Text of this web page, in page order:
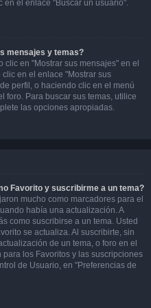
en el enlace "Buscar un usuario".
mensajes y temas?
en "Mostrar sus mensajes" en el
en el enlace "Mostrar sus
perfil, o haciendo clic en el menú
foro. Para buscar sus temas, utilice
las opciones apropiadas.
Favorito y suscribirme a un tema?
mucho como marcadores para el
había una actualización. A
como suscribirse a un tema. Usted
se actualiza. Al suscribirte, sin
de un tema, o foro en el
los Favoritos y las suscripciones
de Usuario, en "Preferencias de